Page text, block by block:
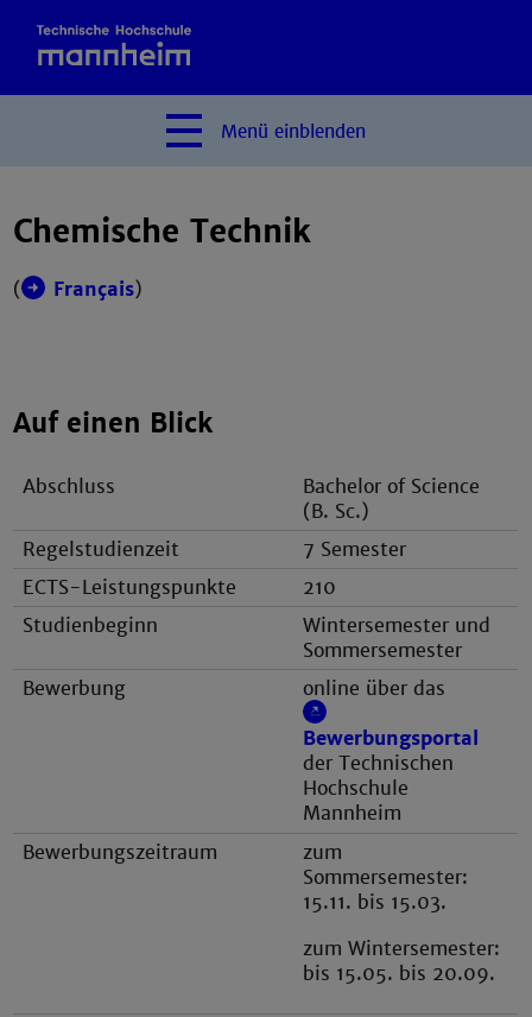
Menü einblenden
Chemische Technik
( Français)
Auf einen Blick
Abschluss
Bachelor of Science
(B. Sc.)
Regelstudienzeit
7 Semester
ECTS-Leistungspunkte
210
Studienbeginn
Wintersemester und
Sommersemester
Bewerbung
online über das
Bewerbungsportal
der Technischen
Hochschule
Mannheim
Bewerbungszeitraum
zum
Sommersemester:
15.11. bis 15.03.
zum Wintersemester:
bis 15.05. bis 20.09.